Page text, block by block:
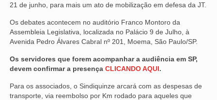
NÚCLEOS
APOSENTADOS
ANALISTAS JUDICIÁRIOS
ACESSIBILIDADE E INCLUSÃO
21 de junho, para mais um ato de mobilização em defesa da JT.
Os debates acontecem no auditório Franco Montoro da
Assembleia Legislativa, localizada no Palácio 9 de Julho, à
Avenida Pedro Álvares Cabral nº 201, Moema, São Paulo/SP.
Os servidores que forem acompanhar a audiência em SP,
devem confirmar a presença CLICANDO AQUI.
Para os associados, o Sindiquinze arcará com as despesas de
transporte, via reembolso por Km rodado para aqueles que